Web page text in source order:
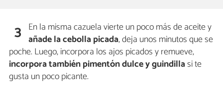
3 En la misma cazuela vierte un poco más de aceite y
añade la cebolla picada, deja unos minutos que se
poche. Luego, incorpora los ajos picados y remueve,
incorpora también pimentón dulce y guindillasi te
gusta un poco picante.